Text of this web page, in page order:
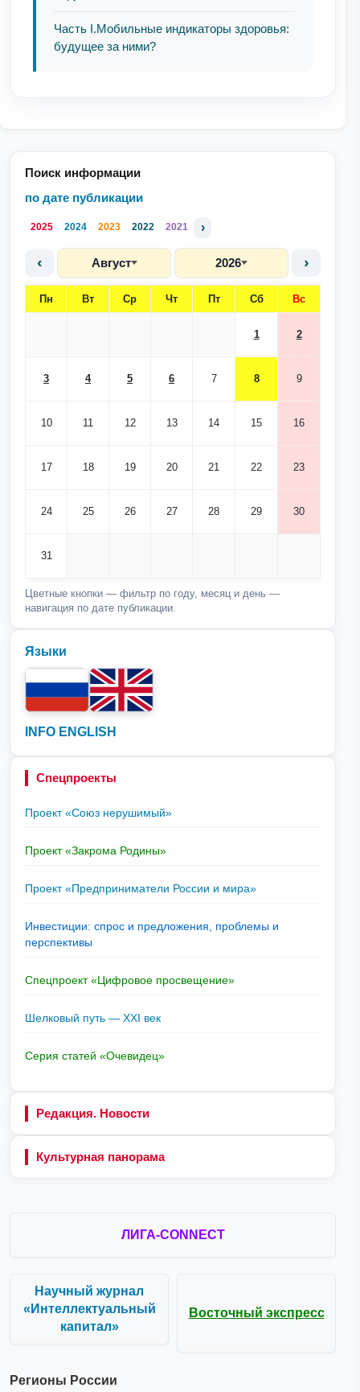
Поиск информации
по дате публикации
2025 2024 2023 2022 2021 ›
‹ Август 2026 ›
Пн Вт Ср Чт Пт Сб Вс
1 2
3 4 5 6 7 8 9
10 11 12 13 14 15 16
17 18 19 20 21 22 23
24 25 26 27 28 29 30
31
Цветные кнопки — фильтр по году, месяц и день —
навигация по дате публикации.
Языки
INFO ENGLISH
Спецпроекты
Проект «Союз нерушимый»
Проект «Закрома Родины»
Проект «Предприниматели России и мира»
Инвестиции: спрос и предложения, проблемы и
перспективы
Спецпроект «Цифровое просвещение»
Шелковый путь — XXI век
Серия статей «Очевидец»
Редакция. Новости
Культурная панорама
Часть I.Мобильные индикаторы здоровья:
будущее за ними?
ЛИГА-CONNECT
Научный журнал
«Интеллектуальный
капитал»
Восточный экспресс
Регионы России